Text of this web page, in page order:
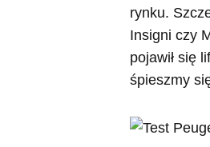
rynku.
Insigni czy
pojawił się
śpieszmy